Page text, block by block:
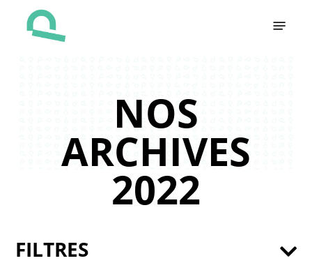
NOS
ARCHIVES
2022
FILTRES